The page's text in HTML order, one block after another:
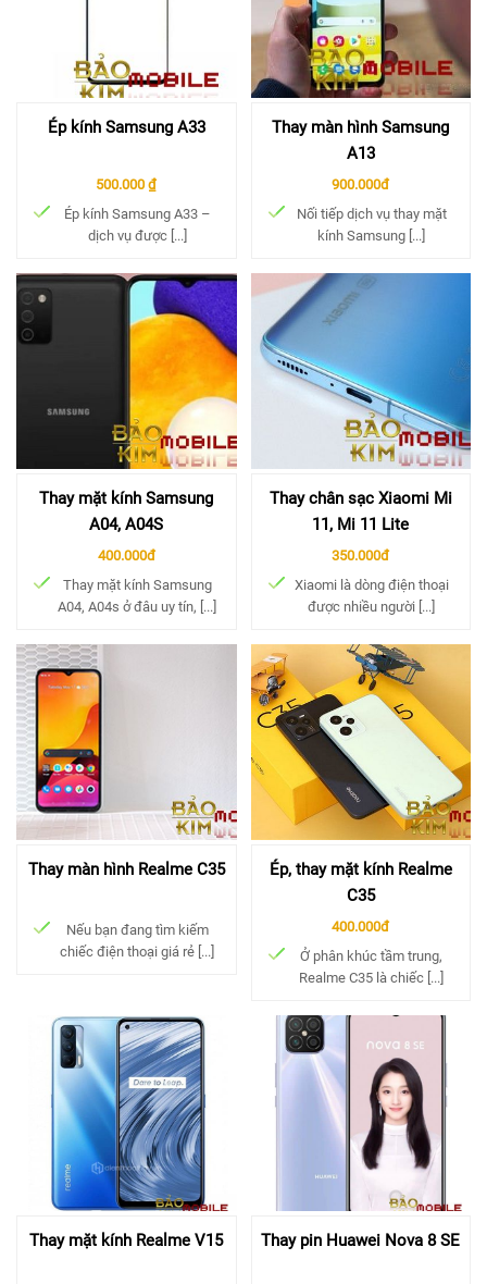
Ép kính Samsung A33
500.000 ₫
Ép kính Samsung A33 –
dịch vụ được [...]
Thay màn hình Samsung
A13
900.000đ
Nối tiếp dịch vụ thay mặt
kính Samsung [...]
Thay mặt kính Samsung
A04, A04S
400.000đ
Thay mặt kính Samsung
A04, A04s ở đâu uy tín, [...]
Thay chân sạc Xiaomi Mi
11, Mi 11 Lite
350.000đ
Xiaomi là dòng điện thoại
được nhiều người [...]
Thay màn hình Realme C35
Nếu bạn đang tìm kiếm
chiếc điện thoại giá rẻ [...]
Ép, thay mặt kính Realme
C35
400.000đ
Ở phân khúc tầm trung,
Realme C35 là chiếc [...]
Thay mặt kính Realme V15 Thay pin Huawei Nova 8 SE